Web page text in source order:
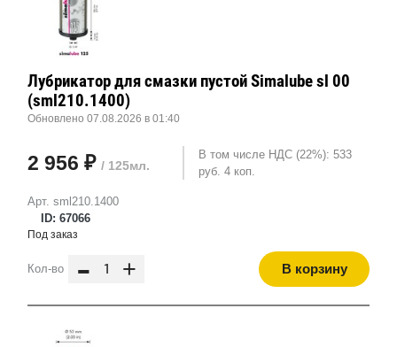
Арт. sml210.1400
ID: 67066
Лубрикатор для смазки пустой Simalube sl 00
(sml210.1400)
Обновлено 07.08.2026 в 01:40
2 956 ₽ / 125мл.
В том числе НДС (22%): 533
руб. 4 коп.
Под заказ
Кол-во - + В корзину